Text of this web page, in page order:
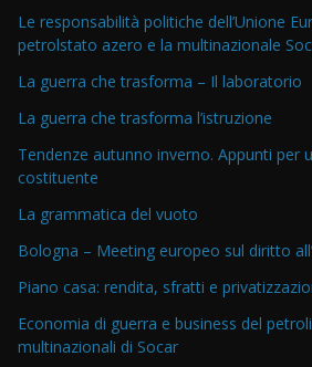
Le responsabilità politiche dell’Unione
petrolstato azero e la multinazionale
La guerra che trasforma – Il laboratorio
La guerra che trasforma l’istruzione
Tendenze autunno inverno. Appunti per
costituente
La grammatica del vuoto
Bologna – Meeting europeo sul diritto
Piano casa: rendita, sfratti e
Economia di guerra e business del
multinazionali di Socar